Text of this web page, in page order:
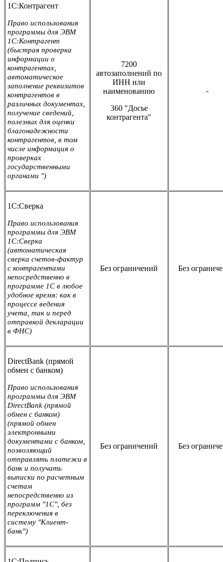
1С:Контрагент
Право использования
программы для ЭВМ
1С:Контрагент
(быстрая проверка
информации о
контрагентах,
автоматическое
заполнение реквизитов
контрагентов в
различных документах,
получение сведений,
полезных для оценки
благонадежности
контрагентов, в том
числе информация о
проверках
государственными
органами ")
7200
автозаполнений по
ИНН или
наименованию
360 "Досье
контрагента"
-
1С:Сверка
Право использования
программы для ЭВМ
1С:Сверка
(автоматическая
сверка счетов-фактур
с контрагентами
непосредственно в
программе 1С в любое
удобное время: как в
процессе ведения
учета, так и перед
отправкой декларации
в ФНС)
Без ограничений Без
DirectBank (прямой
обмен с банком)
Право использования
программы для ЭВМ
DirectBank (прямой
обмен с банком)
(прямой обмен
электронными
документами с банком,
позволяющий
отправлять платежи в
банк и получать
выписки по расчетным
счетам
непосредственно из
программ "1С", без
переключения в
систему "Клиент-
банк")
Без ограничений Без